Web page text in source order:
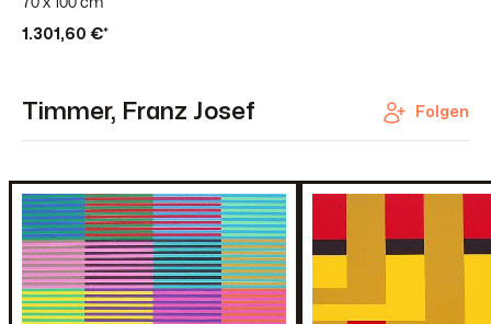
1.301,60 €*
Timmer, Franz Josef Folgen